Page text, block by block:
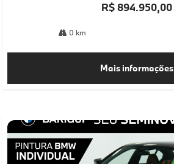
R$ 894.950,00
0 km
Mais informações